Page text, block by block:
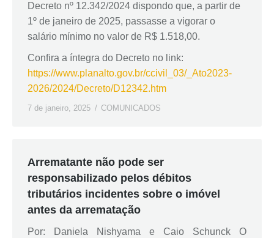
Decreto nº 12.342/2024 dispondo que, a partir de
1º de janeiro de 2025, passasse a vigorar o
salário mínimo no valor de R$ 1.518,00.
Confira a íntegra do Decreto no link:
https://www.planalto.gov.br/ccivil_03/_Ato2023-
2026/2024/Decreto/D12342.htm
7 de janeiro, 2025 COMUNICADOS
Arrematante não pode ser
responsabilizado pelos débitos
tributários incidentes sobre o imóvel
antes da arrematação
Por: Daniela Nishyama e Caio Schunck O